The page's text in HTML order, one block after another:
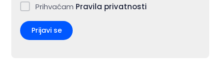
Prihvaćam Pravila privatnosti
Prijavi se